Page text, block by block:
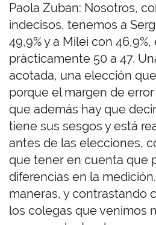
Paola Zuban: Nosotros,
indecisos, tenemos a
49,9% y a Milei con 46,9%,
prácticamente 50 a 47.
acotada, una elección
porque el margen de
que además hay que
tiene sus sesgos y está
antes de las elecciones,
que tener en cuenta que
diferencias en la
maneras, y contrastando
los colegas que venimos